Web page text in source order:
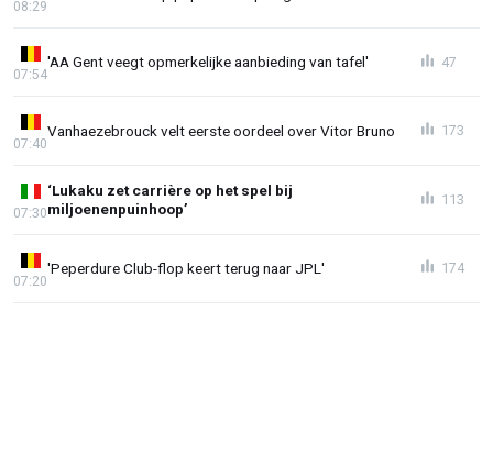
08:29
'AA Gent veegt opmerkelijke aanbieding van tafel'
07:54
47
Vanhaezebrouck velt eerste oordeel over Vitor Bruno
07:40
173
‘Lukaku zet carrière op het spel bij
miljoenenpuinhoop’
07:30
113
'Peperdure Club-flop keert terug naar JPL'
07:20
174